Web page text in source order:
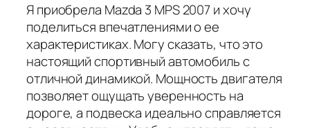
Я приобрела Mazda 3 MPS 2007 и хочу
поделиться впечатлениями о ее
характеристиках. Могу сказать, что это
настоящий спортивный автомобиль с
отличной динамикой. Мощность двигателя
позволяет ощущать уверенность на
дороге, а подвеска идеально справляется